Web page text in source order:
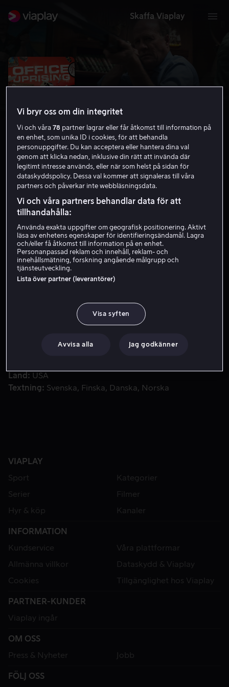
Skaffa Viaplay
Office Uprising
5.6 Komedi Skräck 2018 1 h 25 min
HD
Hyr 49 kr
En helt vanlig dag slutar i kaos när en anställd på en
Land
USA
Textning
Svenska Finska Danska Norska
VIAPLAY
Sport
Kategorier
Serier
Filmer
Hyr & köp
Kanaler
INFORMATION
Kundservice
Våra plattformar
Allmänna villkor
Dataskydd & Viaplay
Cookies
Tillgänglighet hos Viaplay
PARTNER-KUNDER
Viaplay ingår
OM OSS
Press & Nyheter
Jobb
FÖLJ OSS
Vi bryr oss om din integritet
Vi och våra78 partner lagrar eller får åtkomst till information på
en enhet, som unika ID i cookies, för att behandla
personuppgifter. Du kan acceptera eller hantera dina val
genom att klicka nedan, inklusive din rätt att invända där
legitimt intresse används, eller när som helst på sidan för
dataskyddspolicy. Dessa val kommer att signaleras till våra
partners och påverkar inte webbläsningsdata.
Vi och våra partners behandlar data för att
tillhandahålla:
Använda exakta uppgifter om geografisk positionering. Aktivt
läsa av enhetens egenskaper för identifieringsändamål. Lagra
och/eller få åtkomst till information på en enhet.
Personanpassad reklam och innehåll, reklam- och
innehållsmätning, forskning angående målgrupp och
tjänsteutveckling.
Lista över partner (leverantörer)
Visa syften
Avvisa alla Jag godkänner